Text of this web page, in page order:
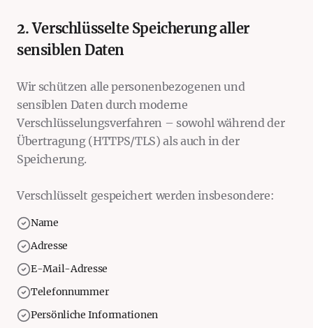
2. Verschlüsselte Speicherung aller
sensiblen Daten
Wir schützen alle personenbezogenen und
sensiblen Daten durch moderne
Verschlüsselungsverfahren – sowohl während der
Übertragung (HTTPS/TLS) als auch in der
Speicherung.
Verschlüsselt gespeichert werden insbesondere:
Name
Adresse
E-Mail-Adresse
Telefonnummer
Persönliche Informationen